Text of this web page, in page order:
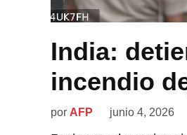
India:
incendio
por AFP junio 4, 2026